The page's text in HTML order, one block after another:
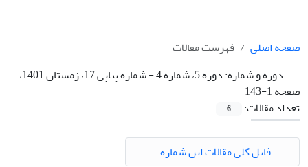
صفحه اصلی
فهرست مقالات
دوره و شماره:
دوره 5، شماره 4 - شماره پیاپی 17، زمستان 1401،
صفحه 1-143
تعداد مقالات:
6
فایل کلی مقالات این شماره